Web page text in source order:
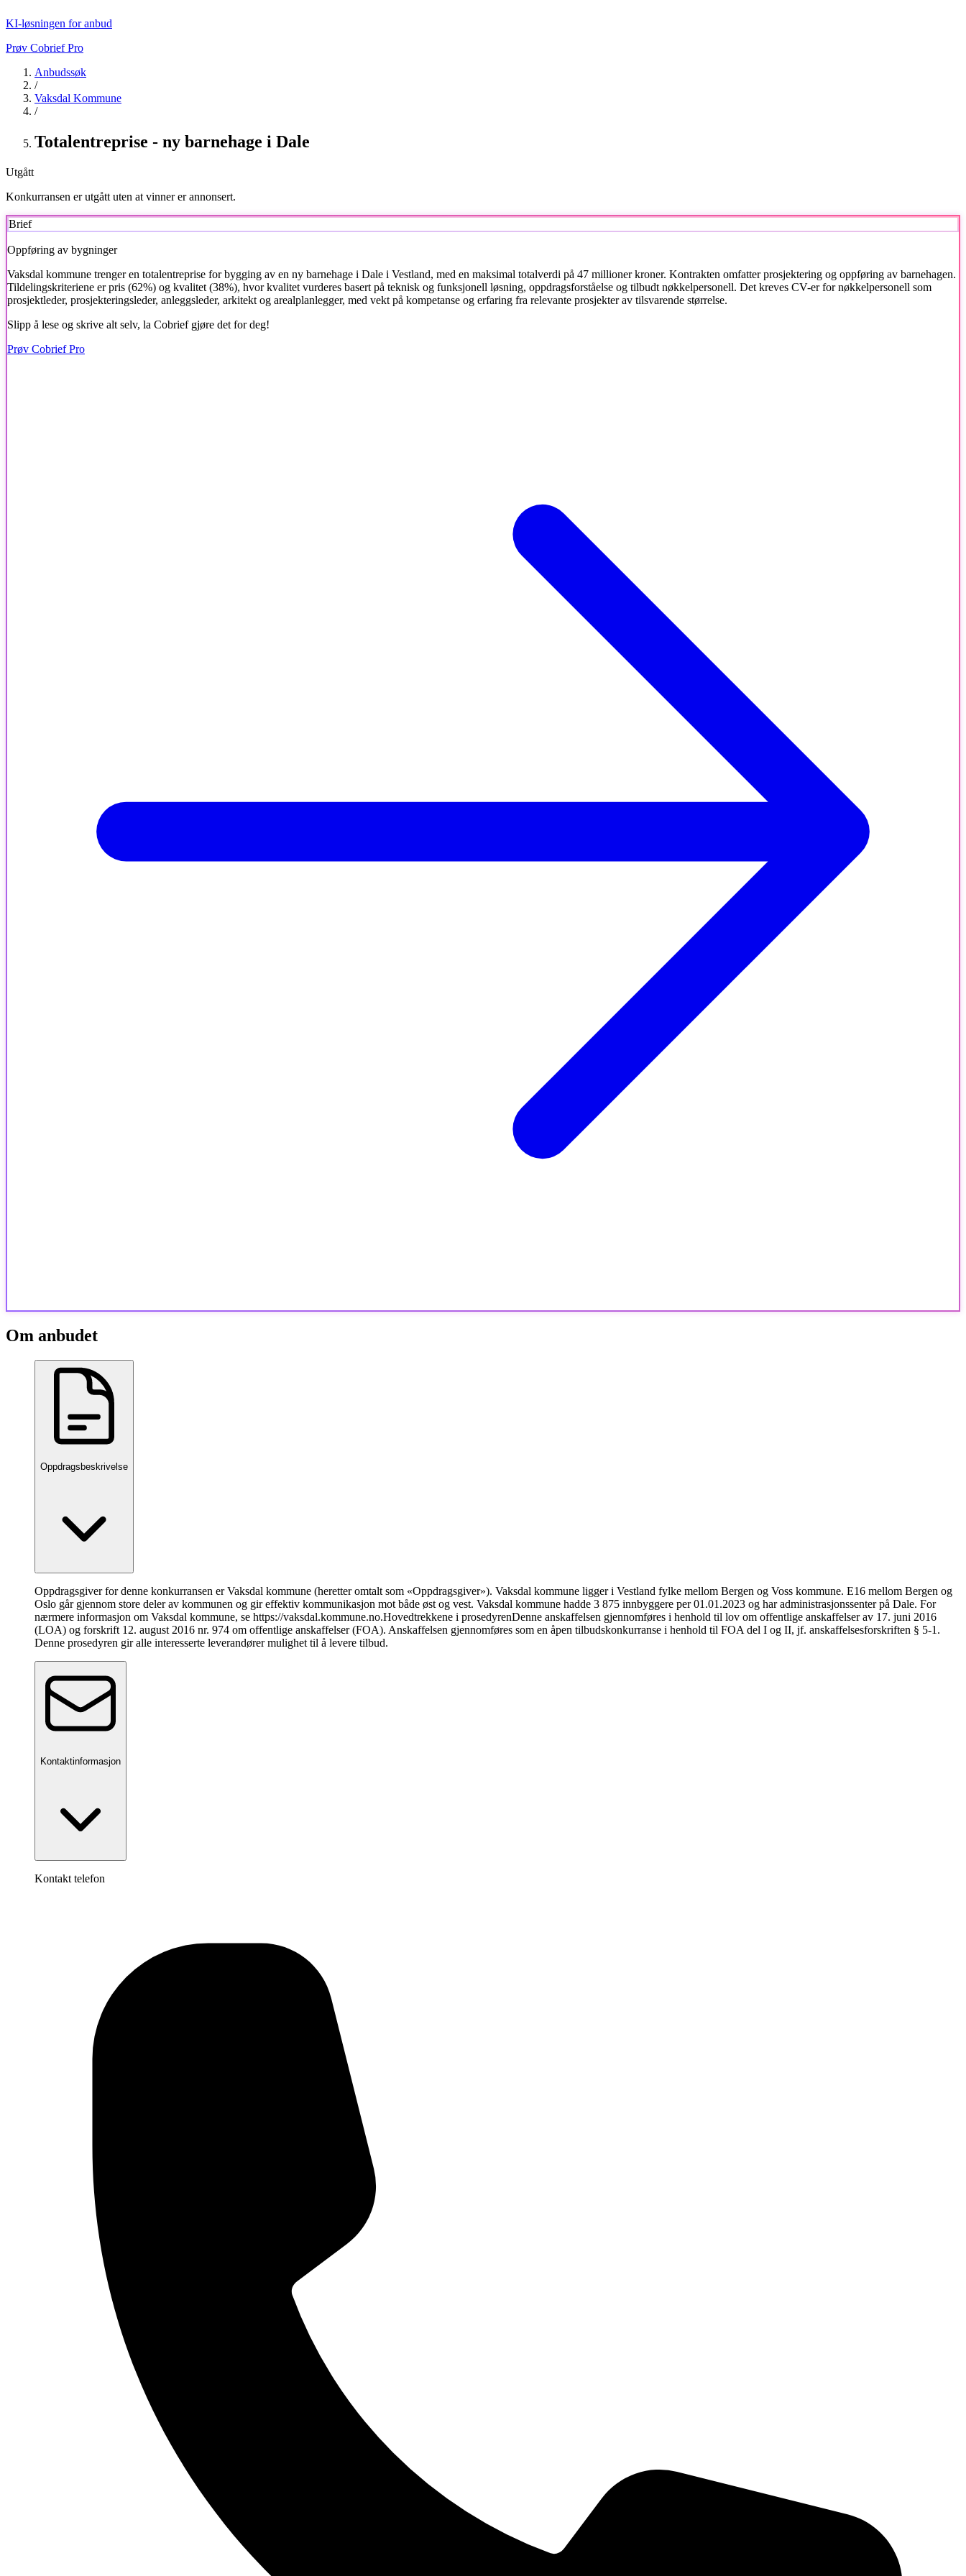
KI-løsningen for anbud
Prøv Cobrief Pro
Anbudssøk
/
Vaksdal Kommune
/
Totalentreprise - ny barnehage i Dale
Utgått
Konkurransen er utgått uten at vinner er annonsert.
Brief
Oppføring av bygninger
Vaksdal kommune trenger en totalentreprise for bygging av en ny barnehage i Dale i Vestland, med en maksimal totalverdi på 47 millioner kroner. Kontrakten omfatter prosjektering og oppføring av barnehagen.
Tildelingskriteriene er pris (62%) og kvalitet (38%), hvor kvalitet vurderes basert på teknisk og funksjonell løsning, oppdragsforståelse og tilbudt nøkkelpersonell. Det kreves CV-er for nøkkelpersonell som
prosjektleder, prosjekteringsleder, anleggsleder, arkitekt og arealplanlegger, med vekt på kompetanse og erfaring fra relevante prosjekter av tilsvarende størrelse.
Slipp å lese og skrive alt selv, la Cobrief gjøre det for deg!
Prøv Cobrief Pro
Om anbudet
Oppdragsbeskrivelse
Oppdragsgiver for denne konkurransen er Vaksdal kommune (heretter omtalt som «Oppdragsgiver»). Vaksdal kommune ligger i Vestland fylke mellom Bergen og Voss kommune. E16 mellom Bergen og
Oslo går gjennom store deler av kommunen og gir effektiv kommunikasjon mot både øst og vest. Vaksdal kommune hadde 3 875 innbyggere per 01.01.2023 og har administrasjonssenter på Dale. For
nærmere informasjon om Vaksdal kommune, se https://vaksdal.kommune.no.Hovedtrekkene i prosedyrenDenne anskaffelsen gjennomføres i henhold til lov om offentlige anskaffelser av 17. juni 2016
(LOA) og forskrift 12. august 2016 nr. 974 om offentlige anskaffelser (FOA). Anskaffelsen gjennomføres som en åpen tilbudskonkurranse i henhold til FOA del I og II, jf. anskaffelsesforskriften § 5-1.
Denne prosedyren gir alle interesserte leverandører mulighet til å levere tilbud.
Kontaktinformasjon
Kontakt telefon